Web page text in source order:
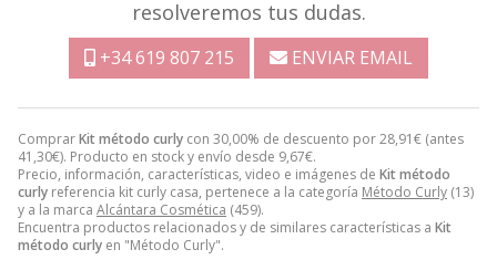
ComprarKit método curly con 30,00% de descuento por28,91€ (antes
41,30€). Producto en stock y envío desde 9,67€.
Precio, información, características, video e imágenes de Kit método
curly referencia kit curly casa, pertenece a la categoría Método Curly (13)
y a la marca Alcántara Cosmética (459).
Encuentra productos relacionados y de similares características a Kit
método curly en "Método Curly".
resolveremos tus dudas.
+34 619 807 215 ENVIAR EMAIL